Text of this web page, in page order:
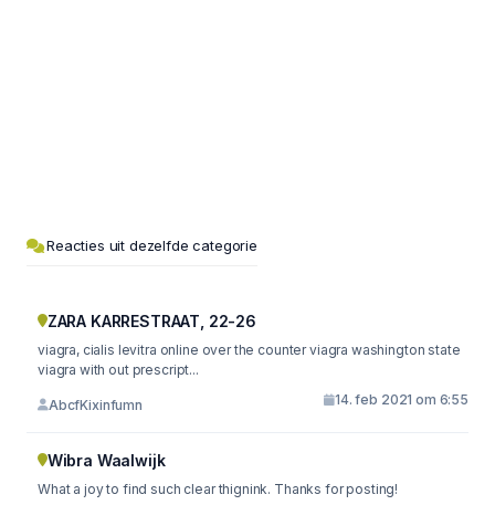
Reacties uit dezelfde categorie
ZARA KARRESTRAAT, 22-26
viagra, cialis levitra online over the counter viagra washington state
viagra with out prescript...
AbcfKixinfumn 14. feb 2021 om 6:55
Wibra Waalwijk
What a joy to find such clear thignink. Thanks for posting!